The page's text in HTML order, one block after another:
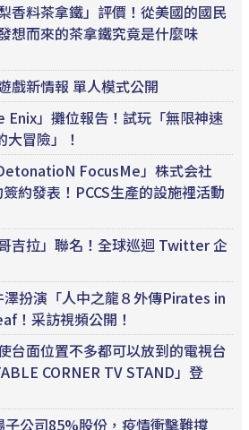
香料茶拿鐵」評價！從美國的國民
想而來的茶拿鐵究竟是什麼味
戲新情報 單人模式公開
Enix」攤位報告！試玩「無限神速
冒險」！
FocusMe」株式会社
約發表！PCCS生產的設施裡活動
吉拉」聯名！全球巡迴 Twitter 企
扮演「人中之龍８外傳Pirates in
！采訪視頻公開！
台面位置不多都可以放到的電視台
CORNER TV STAND」登
子公司85%股份，疫情衝擊難撐